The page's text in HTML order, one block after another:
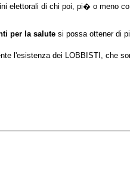
elettorali di chi poi, pi� o meno
per la salute si possa ottener di
l'esistenza dei LOBBISTI, che